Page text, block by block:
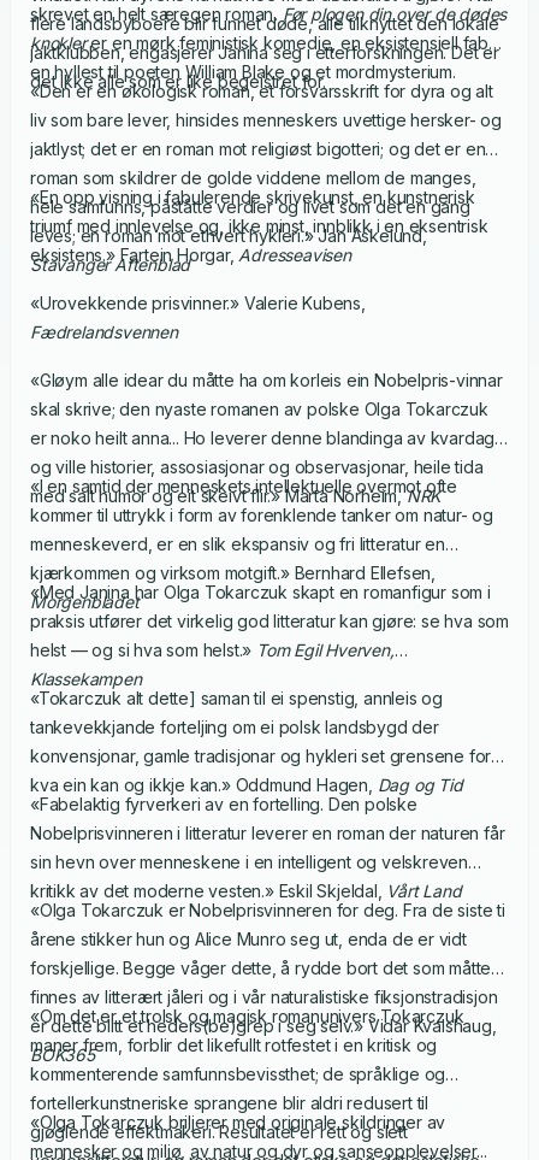
flere landsbyboere blir funnet døde, alle tilknyttet den lokale
jaktklubben, engasjerer Janina seg i etterforskningen. Det er
det ikke alle som er like begeistret for.
skrevet en helt særegen roman. Før plogen din over de dødes
knoklerer en mørk feministisk komedie, en eksistensiell fabel,
en hyllest til poeten William Blake og et mordmysterium.
«Den er en økologisk roman, et forsvarsskrift for dyra og alt
liv som bare lever, hinsides menneskers uvettige hersker- og
jaktlyst; det er en roman mot religiøst bigotteri; og det er en
roman som skildrer de golde viddene mellom de manges,
hele samfunns, påståtte verdier og livet som det en gang
leves; en roman mot ethvert hykleri.» Jan Askelund,
Stavanger Aftenblad
«En opp visning i fabulerende skrivekunst, en kunstnerisk
triumf med innlevelse og, ikke minst, innblikk i en eksentrisk
eksistens.» Fartein Horgar, Adresseavisen
«Urovekkende prisvinner.» Valerie Kubens,
Fædrelandsvennen
«Gløym alle idear du måtte ha om korleis ein Nobelpris-vinnar
skal skrive; den nyaste romanen av polske Olga Tokarczuk
er noko heilt anna... Ho leverer denne blandinga av kvardag
og ville historier, assosiasjonar og observasjonar, heile tida
med salt humor og eit skeivt flir.» Marta Norheim,NRK
«I en samtid der menneskets intellektuelle overmot ofte
kommer til uttrykk i form av forenklende tanker om natur- og
menneskeverd, er en slik ekspansiv og fri litteratur en
kjærkommen og virksom motgift.» Bernhard Ellefsen,
Morgenbladet
«Med Janina har Olga Tokarczuk skapt en romanfigur som i
praksis utfører det virkelig god litteratur kan gjøre: se hva som
helst — og si hva som helst.» Tom Egil Hverven,
Klassekampen
«Tokarczuk alt dette] saman til ei spenstig, annleis og
tankevekkjande forteljing om ei polsk landsbygd der
konvensjonar, gamle tradisjonar og hykleri set grensene for
kva ein kan og ikkje kan.» Oddmund Hagen, Dag og Tid
«Fabelaktig fyrverkeri av en fortelling. Den polske
Nobelprisvinneren i litteratur leverer en roman der naturen får
sin hevn over menneskene i en intelligent og velskreven
kritikk av det moderne vesten.» Eskil Skjeldal,
Vårt Land
«Olga Tokarczuk er Nobelprisvinneren for deg. Fra de siste ti
årene stikker hun og Alice Munro seg ut, enda de er vidt
forskjellige. Begge våger dette, å rydde bort det som måtte
finnes av litterært jåleri og i vår naturalistiske fiksjonstradisjon
er dette blitt et heders(be)grep i seg selv.» Vidar Kvalshaug,
BOK365
«Om det er et trolsk og magisk romanunivers Tokarczuk
maner frem, forblir det likefullt rotfestet i en kritisk og
kommenterende samfunnsbevissthet; de språklige og
fortellerkunstneriske sprangene blir aldri redusert til
gjøglende effektmakeri. Resultatet er rett og slett
«Olga Tokarczuk briljerer med originale skildringer av
mennesker og miljø, av natur og dyr og sanseopplevelser...